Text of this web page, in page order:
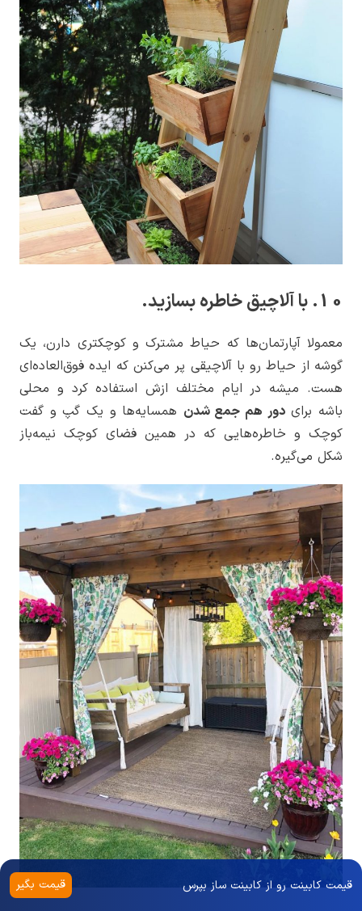
10. با آلاچیق خاطره بسازید.
معمولا آپارتمان‌ها که حیاط مشترک و کوچکتری دارن، یک
گوشه از حیاط رو با آلاچیقی پر می‌کنن که ایده فوق‌العاده‌ای
هست. میشه در ایام مختلف ازش استفاده کرد و محلی
باشه برایدور هم جمع شدن همسایه‌ها و یک گپ و گفت
کوچک و خاطره‌هایی که در همین فضای کوچک نیمه‌باز
شکل می‌گیره.
قیمت کابینت رو از کابینت ساز بپرس قیمت بگیر